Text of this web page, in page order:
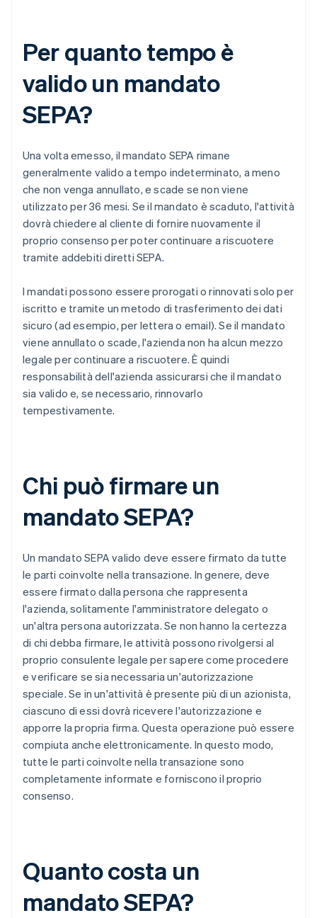
Per quanto tempo è
valido un mandato
SEPA?
Una volta emesso, il mandato SEPA rimane
generalmente valido a tempo indeterminato, a meno
che non venga annullato, e scade se non viene
utilizzato per 36 mesi. Se il mandato è scaduto, l'attività
dovrà chiedere al cliente di fornire nuovamente il
proprio consenso per poter continuare a riscuotere
tramite addebiti diretti SEPA.
I mandati possono essere prorogati o rinnovati solo per
iscritto e tramite un metodo di trasferimento dei dati
sicuro (ad esempio, per lettera o email). Se il mandato
viene annullato o scade, l'azienda non ha alcun mezzo
legale per continuare a riscuotere. È quindi
responsabilità dell'azienda assicurarsi che il mandato
sia valido e, se necessario, rinnovarlo
tempestivamente.
Chi può firmare un
mandato SEPA?
Un mandato SEPA valido deve essere firmato da tutte
le parti coinvolte nella transazione. In genere, deve
essere firmato dalla persona che rappresenta
l'azienda, solitamente l'amministratore delegato o
un'altra persona autorizzata. Se non hanno la certezza
di chi debba firmare, le attività possono rivolgersi al
proprio consulente legale per sapere come procedere
e verificare se sia necessaria un'autorizzazione
speciale. Se in un'attività è presente più di un azionista,
ciascuno di essi dovrà ricevere l'autorizzazione e
apporre la propria firma. Questa operazione può essere
compiuta anche elettronicamente. In questo modo,
tutte le parti coinvolte nella transazione sono
completamente informate e forniscono il proprio
consenso.
Quanto costa un
mandato SEPA?